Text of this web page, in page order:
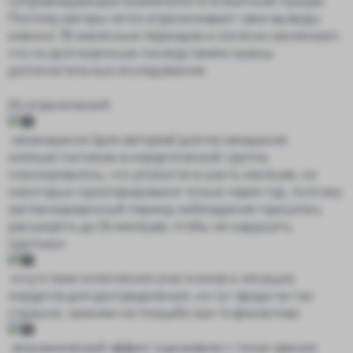
Поэтому авторы четко ограничивают свои выводы
именно 18-месячным периодом и логично заключают,
что по долгосрочным последствиям нужны
дополнительные исследования.
Из ограничений:
неожиданно (для авторов) долгое ожидание
холецистэктомии в хирургической группе,
планировалось, что уложатся в шесть месяцев, но
некоторых прооперировали только через год, поэтому
запланированный период наблюдения пришлось
расширить до 24 месяцев, чтобы не нарушать
протокол
отсутствие ослепления участников и лечащих
хирургов для распределения, но тут вроде не так
страшно, камням на плацебо как-то фиолетово
экономический эффект оценивали с точки зрения